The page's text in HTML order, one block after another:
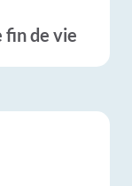
fin de vie